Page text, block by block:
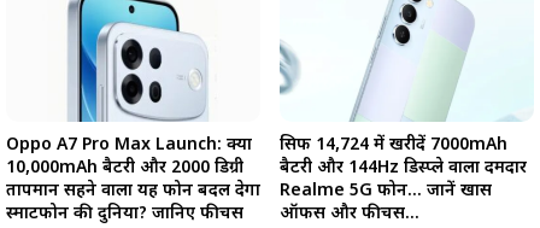
Oppo A7 Pro Max Launch: क्या
10,000mAh बैटरी और 2000 डिग्री
तापमान सहने वाला यह फोन बदल देगा
स्मार्टफोन की दुनिया? जानिए फीचर्स
सिर्फ ₹14,724 में खरीदें 7000mAh
बैटरी और 144Hz डिस्प्ले वाला दमदार
Realme 5G फोन… जानें खास
ऑफर्स और फीचर्स…